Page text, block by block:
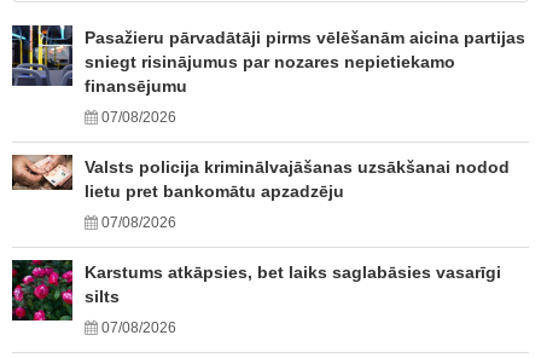
Pasažieru pārvadātāji pirms vēlēšanām aicina partijas
sniegt risinājumus par nozares nepietiekamo
finansējumu
07/08/2026
Valsts policija kriminālvajāšanas uzsākšanai nodod
lietu pret bankomātu apzadzēju
07/08/2026
Karstums atkāpsies, bet laiks saglabāsies vasarīgi
silts
07/08/2026